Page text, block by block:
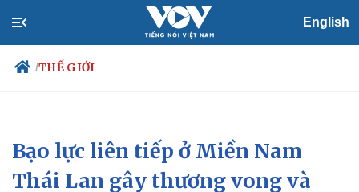
English
/THẾ GIỚI
Chính trị
Đảng
Xã hội
Tin 24h
Bạo lực liên tiếp ở Miền Nam
Thái Lan gây thương vong và